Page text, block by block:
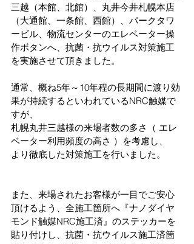
三越（本館、北館）、丸井今井札幌本店
（大通館、一条館、西館）、パークタワ
ービル、物流センターのエレベーター操
作ボタンへ、抗菌・抗ウイルス対策施工
を実施させて頂きました。
通常、概ね5年～10年程の長期間に渡り効
果が持続するといわれているNRC触媒で
すが、
札幌丸井三越様の来場者数の多さ（ エレ
ベーター利用頻度の高さ ）を考慮し、
より徹底した対策施工を行いました。
また、来場されたお客様が一目でご安心
頂けるよう、全施工箇所へ『ナノダイヤ
モンド触媒NRC施工済』のステッカーを
貼り付けし、抗菌・抗ウイルス施工済箇